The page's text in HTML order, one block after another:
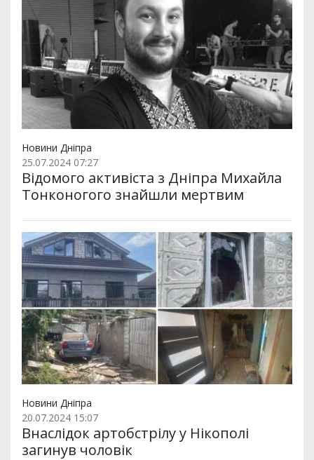
Новини Дніпра
25.07.2024 07:27
Відомого активіста з Дніпра Михайла
Тонконогого знайшли мертвим
Новини Дніпра
20.07.2024 15:07
Внаслідок артобстрілу у Нікополі
загинув чоловік